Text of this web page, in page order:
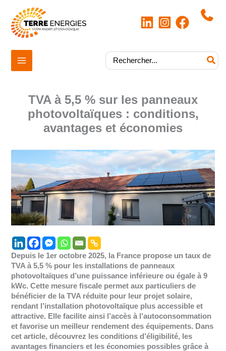
contenu
Rechercher:
TVA à 5,5 % sur les panneaux
photovoltaïques : conditions,
avantages et économies
Depuis le 1er octobre 2025, la France propose un taux de
TVA à 5,5 % pour les installations de panneaux
photovoltaïques d’une puissance inférieure ou égale à 9
kWc. Cette mesure fiscale permet aux particuliers de
bénéficier de la TVA réduite pour leur projet solaire,
rendant l’installation photovoltaïque plus accessible et
attractive. Elle facilite ainsi l’accès à l’autoconsommation
et favorise un meilleur rendement des équipements. Dans
cet article, découvrez les conditions d’éligibilité, les
avantages financiers et les économies possibles grâce à